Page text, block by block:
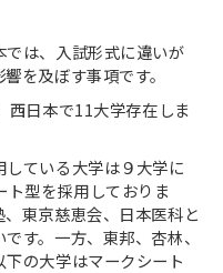
は、入試形式に違いが
を及ぼす事項です。
西日本で11大学存在しま
ている大学は９大学に
ト型を採用しておりま
東京慈恵会、日本医科と
す。一方、東邦、杏林、
の大学はマークシート